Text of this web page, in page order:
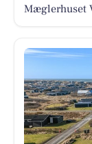
Mæglerhuset